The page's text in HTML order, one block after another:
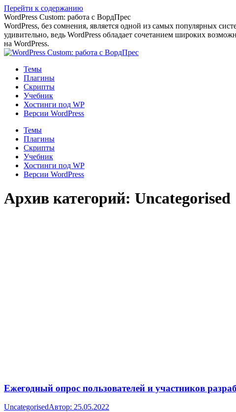
Перейти к содержанию
WordPress Custom: работа с ВордПрес
WordPress, без сомнения, является одной из самых популярных
удивительно, ведь WordPress обладает сочетанием широких
на WordPress.
Темы
Плагины
Скрипты
Учебник
Хостинги под WP
Версии WordPress
Темы
Плагины
Скрипты
Учебник
Хостинги под WP
Версии WordPress
Архив категорий: Uncategorised
Ежегодный опрос пользователей и участников
UncategorisedАвтор: 25.05.2022